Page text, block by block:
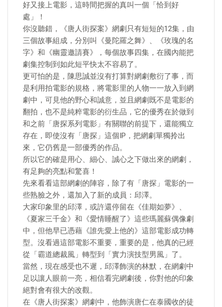
好又接上電影，這時間把握的真叫一個「恰到好
處」！
你沒聽錯，《唐人街探案》網劇只有短短的12集，由
三個故事組成，分別叫《曼陀羅之舞》、《玫瑰的名
字》和《幽靈邀請賽》，每個故事四集，在國內能把
劇集控制到如此短平快太不容易了。
更可怕的是，陳思誠並沒有打算對網劇敷衍了事，而
是利用拍電影的規格，將電影里的人物一一放入到網
劇中，可見他的野心和誠意，並且網劇既不是電影的
翻拍，也不是純粹電影的衍生品，它的優秀在於做到
和之前「唐探系列電影」有關聯的前提下，還能獨立
存在，即使沒有「唐探」這個IP，把網劇單獨拎出
來，它仍舊是一部優秀的作品。
所以它的確是用心、細心、誠心之下做出來的網劇，
有足夠的亮點和驚喜！
先來看看這部網劇的陣容，除了有「唐探」電影的一
些熟臉之外，還加入了新的成員：邱澤。
大家印象里的邱澤，或許還停留在《佳期如夢》、
《夏家三千金》和《愛情睡醒了》這些瑪麗蘇偶像劇
中，但他早已憑藉《誰先愛上他的》這部電影成功轉
型。沒看過這部電影不重要，重要的是，他真的已經
從「霸道總裁風」轉型到「實力演技型男風」了。
當然，現在感受也不遲，邱澤飾演的林默，在網劇中
足以讓人眼前一亮，相信看完網劇後，你對他的印象
絕對會有很大的改觀。
在《唐人街探案》網劇中，他飾演唐仁在泰國收的徒